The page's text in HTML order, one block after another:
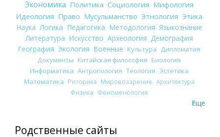
Экономика Политика Социология Мифология
Идеология Право Мусульманство Этнология Этика
Наука Логика Педагогика Методология Языкознание
Литература Искусство Археология Демография
География Экология Военные Культура
Дипломатия
Документы Китайская философия Биология
Информатика Антропология Теология Эстетика
Математика Риторика Мировоззрение Архитектура
Физика Феноменология
Еще
Родственные сайты